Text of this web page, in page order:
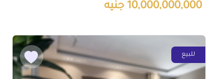
10,000,000,000 جنيه
للبيع